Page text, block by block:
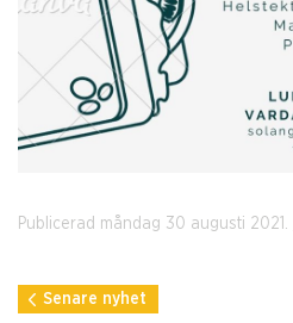
Publicerad måndag 30 augusti 2021.
Senare nyhet